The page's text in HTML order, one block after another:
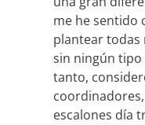
me he sentido
plantear todas
sin ningún tipo
tanto,
escalones día